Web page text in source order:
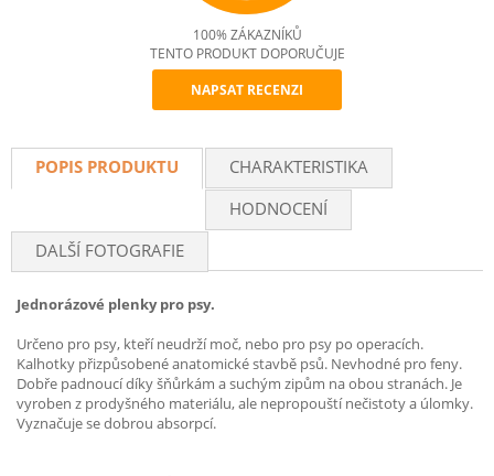
Recommend
100% ZÁKAZNÍKŮ
TENTO PRODUKT DOPORUČUJE
NAPSAT RECENZI
POPIS PRODUKTU
CHARAKTERISTIKA
HODNOCENÍ
DALŠÍ FOTOGRAFIE
Jednorázové plenky pro psy.
Určeno pro psy, kteří neudrží moč, nebo pro psy po operacích.
Kalhotky přizpůsobené anatomické stavbě psů. Nevhodné pro feny.
Dobře padnoucí díky šňůrkám a suchým zipům na obou stranách. Je
vyroben z prodyšného materiálu, ale nepropouští nečistoty a úlomky.
Vyznačuje se dobrou absorpcí.